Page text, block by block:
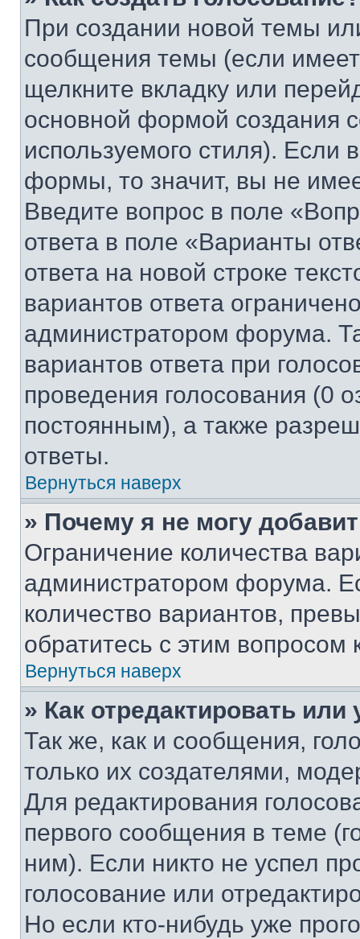
При создании новой темы
сообщения темы (если
щелкните вкладку или
основной формой создания
используемого стиля). Если
формы, то значит, вы не
Введите вопрос в поле
ответа в поле «Варианты
ответа на новой строке
вариантов ответа
администратором форума.
вариантов ответа при
проведения голосования (0
постоянным), а также
ответы.
Вернуться наверх
» Почему я не могу
Ограничение количества
администратором форума.
количество вариантов,
обратитесь с этим вопросом
Вернуться наверх
» Как отредактировать
Так же, как и сообщения,
только их создателями,
Для редактирования
первого сообщения в теме
ним). Если никто не успел
голосование или
Но если кто-нибудь уже